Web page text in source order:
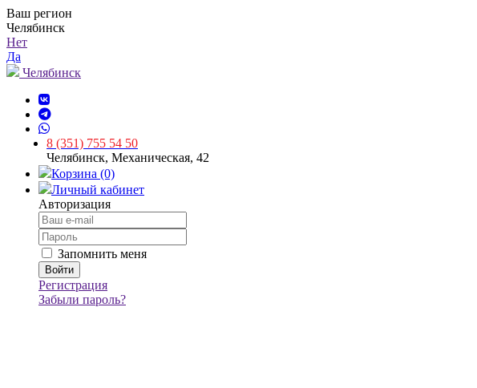
Ваш регион
Челябинск
Нет
Да
Челябинск
8 (351) 755 54 50
Челябинск, Механическая, 42
Корзина (0)
Личный кабинет
Авторизация
Запомнить меня
Регистрация
Забыли пароль?